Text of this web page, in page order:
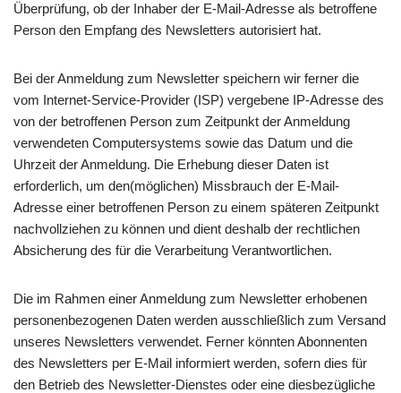
Überprüfung, ob der Inhaber der E-Mail-Adresse als betroffene
Person den Empfang des Newsletters autorisiert hat.
Bei der Anmeldung zum Newsletter speichern wir ferner die
vom Internet-Service-Provider (ISP) vergebene IP-Adresse des
von der betroffenen Person zum Zeitpunkt der Anmeldung
verwendeten Computersystems sowie das Datum und die
Uhrzeit der Anmeldung. Die Erhebung dieser Daten ist
erforderlich, um den(möglichen) Missbrauch der E-Mail-
Adresse einer betroffenen Person zu einem späteren Zeitpunkt
nachvollziehen zu können und dient deshalb der rechtlichen
Absicherung des für die Verarbeitung Verantwortlichen.
Die im Rahmen einer Anmeldung zum Newsletter erhobenen
personenbezogenen Daten werden ausschließlich zum Versand
unseres Newsletters verwendet. Ferner könnten Abonnenten
des Newsletters per E-Mail informiert werden, sofern dies für
den Betrieb des Newsletter-Dienstes oder eine diesbezügliche